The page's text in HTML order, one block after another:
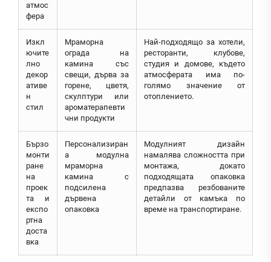
атмос
фера
Изкл
ючите
лно
декор
ативе
н
стил
Мраморна
ограда на
камина със
свещи, дърва за
горене, цветя,
скулптури или
ароматерапевти
чни продукти
Най-подходящо за хотели,
ресторанти, клубове,
студия и домове, където
атмосферата има по-
голямо значение от
отоплението.
Бързо
монти
ране
на
проек
та и
експо
ртна
доста
вка
Персонализиран
а модулна
мраморна
камина с
подсилена
дървена
опаковка
Модулният дизайн
намалява сложността при
монтажа, докато
подходящата опаковка
предпазва резбованите
детайли от камъка по
време на транспортиране.